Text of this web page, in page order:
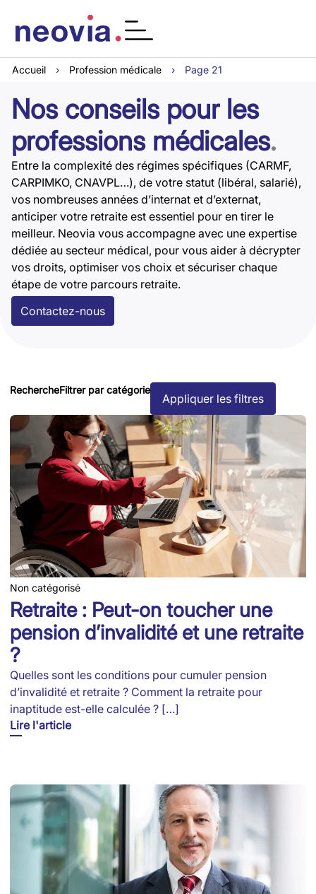
Accueil › Profession médicale › Page 21
Nos conseils pour les
professions médicales.
Entre la complexité des régimes spécifiques (CARMF,
CARPIMKO, CNAVPL…), de votre statut (libéral, salarié),
vos nombreuses années d’internat et d’externat,
anticiper votre retraite est essentiel pour en tirer le
meilleur. Neovia vous accompagne avec une expertise
dédiée au secteur médical, pour vous aider à décrypter
vos droits, optimiser vos choix et sécuriser chaque
étape de votre parcours retraite.
Contactez-nous
RechercheFiltrer par catégorie
Appliquer les filtres
Non catégorisé
Retraite : Peut-on toucher une
pension d’invalidité et une retraite
?
Quelles sont les conditions pour cumuler pension
d’invalidité et retraite ? Comment la retraite pour
inaptitude est-elle calculée ? […]
Lire l'article